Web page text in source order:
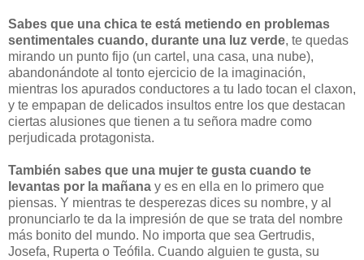
Sabes que una chica te está metiendo en problemas
sentimentales cuando, durante una luz verde, te quedas
mirando un punto fijo (un cartel, una casa, una nube),
abandonándote al tonto ejercicio de la imaginación,
mientras los apurados conductores a tu lado tocan el claxon,
y te empapan de delicados insultos entre los que destacan
ciertas alusiones que tienen a tu señora madre como
perjudicada protagonista.
También sabes que una mujer te gusta cuando te
levantas por la mañana y es en ella en lo primero que
piensas. Y mientras te desperezas dices su nombre, y al
pronunciarlo te da la impresión de que se trata del nombre
más bonito del mundo. No importa que sea Gertrudis,
Josefa, Ruperta o Teófila. Cuando alguien te gusta, su